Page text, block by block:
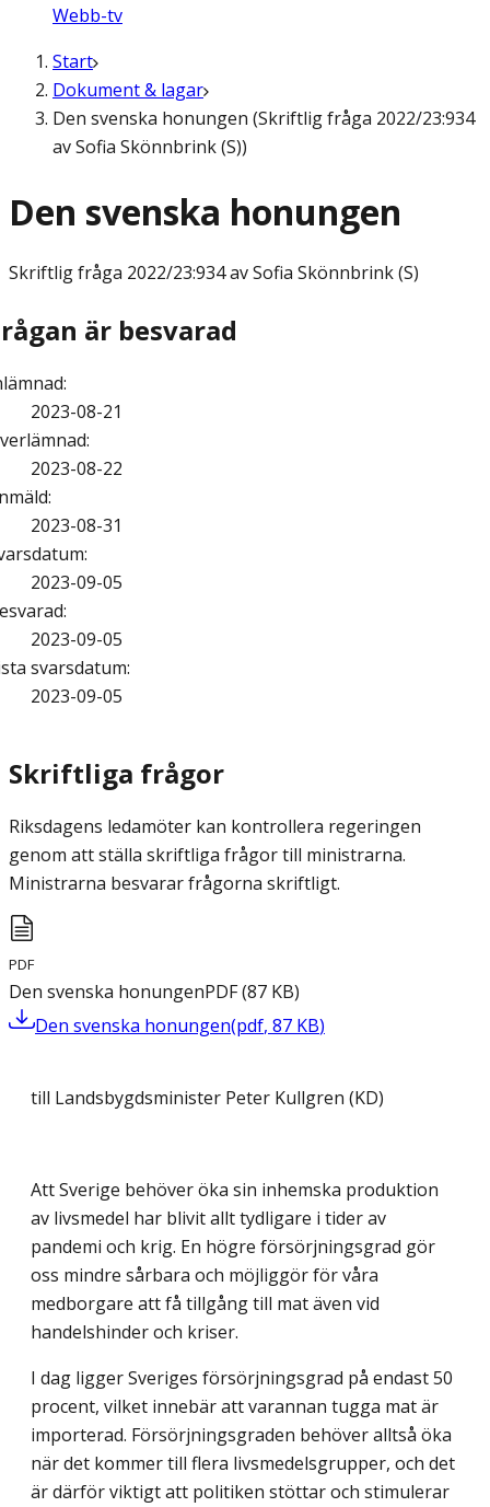
Webb-tv
Start
Dokument & lagar
Den svenska honungen (Skriftlig fråga 2022/23:934
av Sofia Skönnbrink (S))
Den svenska honungen
Skriftlig fråga 2022/23:934 av Sofia Skönnbrink (S)
är besvarad
:
2023-08-21
:
2023-08-22
:
2023-08-31
:
2023-09-05
:
2023-09-05
svarsdatum:
2023-09-05
Skriftliga frågor
Riksdagens ledamöter kan kontrollera regeringen
genom att ställa skriftliga frågor till ministrarna.
Ministrarna besvarar frågorna skriftligt.
PDF
Den svenska honungenPDF(87 KB)
Den svenska honungen(pdf, 87 KB)
till Landsbygdsminister Peter Kullgren (KD)
Att Sverige behöver öka sin inhemska produktion
av livsmedel har blivit allt tydligare i tider av
pandemi och krig. En högre försörjningsgrad gör
oss mindre sårbara och möjliggör för våra
medborgare att få tillgång till mat även vid
handelshinder och kriser.
I dag ligger Sveriges försörjningsgrad på endast 50
procent, vilket innebär att varannan tugga mat är
importerad. Försörjningsgraden behöver alltså öka
när det kommer till flera livsmedelsgrupper, och det
är därför viktigt att politiken stöttar och stimulerar